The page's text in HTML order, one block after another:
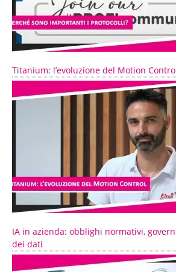
Titanium: l’evoluzione del Motion
IA in azienda: obblighi normativi,
dei dati